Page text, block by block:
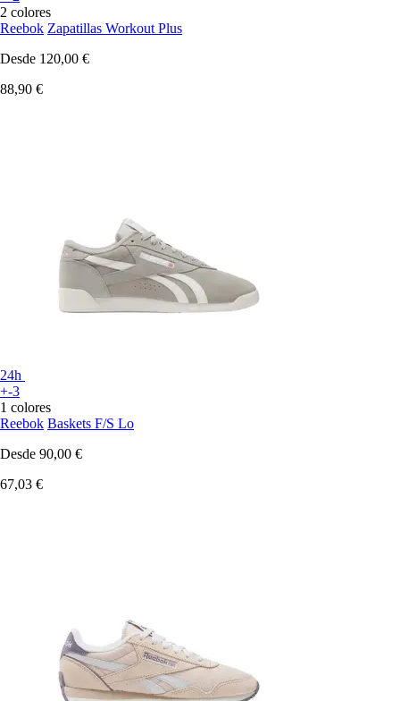
2 colores
Reebok Zapatillas Workout Plus
Desde 120,00 €
88,90 €
24h
+-3
1 colores
Reebok Baskets F/S Lo
Desde 90,00 €
67,03 €